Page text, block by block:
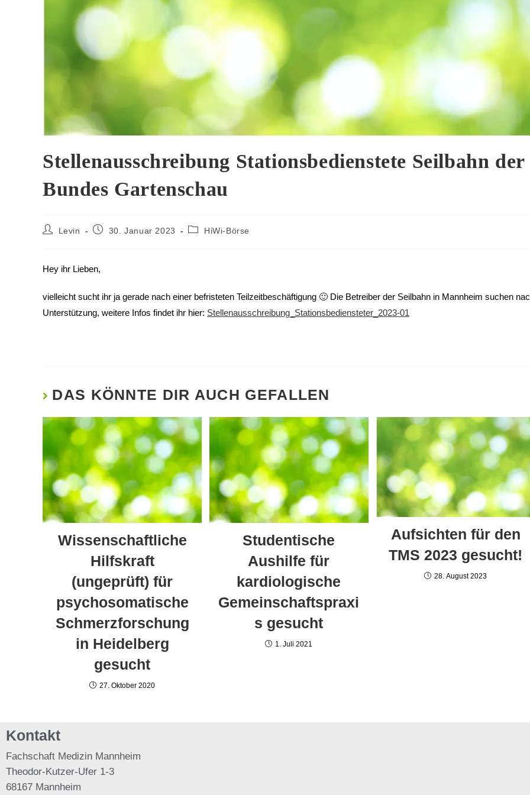
Stellenausschreibung Stationsbedienstete Seilbahn der
Bundes Gartenschau
Levin 30. Januar 2023 HiWi-Börse
Hey ihr Lieben,
vielleicht sucht ihr ja gerade nach einer befristeten Teilzeitbeschäftigung 🙂 Die Betreiber der Seilbahn in Mannheim suchen
Unterstützung, weitere Infos findet ihr hier: Stellenausschreibung_Stationsbediensteter_2023-01
DAS KÖNNTE DIR AUCH GEFALLEN
Wissenschaftliche
Hilfskraft
(ungeprüft) für
psychosomatische
Schmerzforschung
in Heidelberg
gesucht
27. Oktober 2020
Studentische
Aushilfe für
kardiologische
Gemeinschaftspraxi
s gesucht
1. Juli 2021
Aufsichten für den
TMS 2023 gesucht!
28. August 2023
Kontakt
Fachschaft Medizin Mannheim
Theodor-Kutzer-Ufer 1-3
68167 Mannheim